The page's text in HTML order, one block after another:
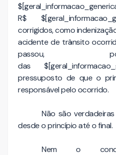
R$
corrigidos, como
acidente de trânsito
passou,
das
pressuposto de que o
responsável pelo ocorrido.
Não são
desde o princípio até o final.
Nem o